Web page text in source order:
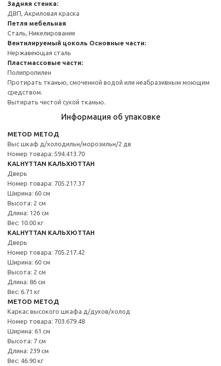
Задняя стенка:
ДВП, Акриловая краска
Петля мебельная
Сталь, Никелирование
Вентилируемый цоколь Основные части:
Нержавеющая сталь
Пластмассовые части:
Полипропилен
Протирать тканью, смоченной водой или неабразивным моющим
средством.
Вытирать чистой сухой тканью.
Информация об упаковке
METOD МЕТОД
Выс шкаф д/холодильн/морозильн/2 дв
Номер товара: 594.413.70
KALHYTTAN КАЛЬХЮТТАН
Дверь
Номер товара: 705.217.37
Ширина: 60 см
Высота: 2 см
Длина: 126 см
Вес: 10.00 кг
KALHYTTAN КАЛЬХЮТТАН
Дверь
Номер товара: 705.217.42
Ширина: 60 см
Высота: 2 см
Длина: 86 см
Вес: 6.71 кг
METOD МЕТОД
Каркас высокого шкафа д/духов/холод
Номер товара: 703.679.48
Ширина: 61 см
Высота: 7 см
Длина: 239 см
Вес: 46.90 кг